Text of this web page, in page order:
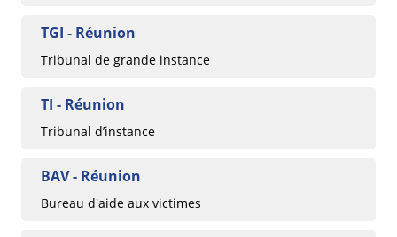
TGI - Réunion
Tribunal de grande instance
TI - Réunion
Tribunal d’instance
BAV - Réunion
Bureau d'aide aux victimes